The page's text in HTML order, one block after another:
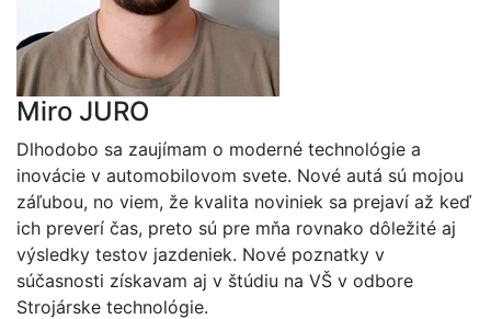
Miro JURO
Dlhodobo sa zaujímam o moderné technológie a
inovácie v automobilovom svete. Nové autá sú mojou
záľubou, no viem, že kvalita noviniek sa prejaví až keď
ich preverí čas, preto sú pre mňa rovnako dôležité aj
výsledky testov jazdeniek. Nové poznatky v
súčasnosti získavam aj v štúdiu na VŠ v odbore
Strojárske technológie.